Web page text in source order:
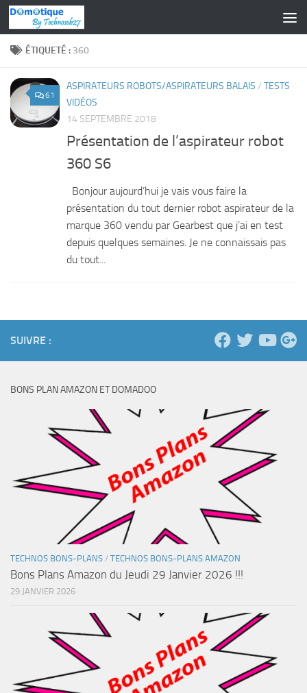
Skip to content
ÉTIQUETÉ : 360
61
ASPIRATEURS ROBOTS/ASPIRATEURS BALAIS / TESTS
VIDÉOS
14 SEPTEMBRE 2018
Présentation de l’aspirateur robot
360 S6
Bonjour aujourd’hui je vais vous faire la
présentation du tout dernier robot aspirateur de la
marque 360 vendu par Gearbest que j’ai en test
depuis quelques semaines. Je ne connaissais pas
du tout...
SUIVRE :
BONS PLAN AMAZON ET DOMADOO
TECHNOS BONS-PLANS / TECHNOS BONS-PLANS AMAZON
Bons Plans Amazon du Jeudi 29 Janvier 2026 !!!
29 JANVIER 2026